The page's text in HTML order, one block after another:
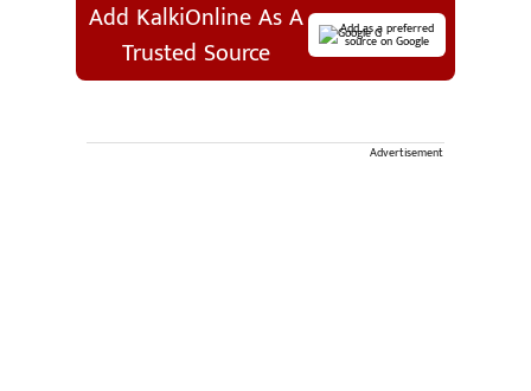
Add KalkiOnline As A
Trusted Source
Add as a preferred
source on Google
Advertisement